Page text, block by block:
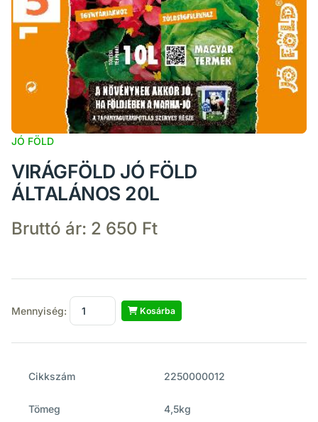
JÓ FÖLD
VIRÁGFÖLD JÓ FÖLD
ÁLTALÁNOS 20L
Bruttó ár: 2 650 Ft
Mennyiség: Kosárba
Cikkszám 2250000012
Tömeg 4,5kg